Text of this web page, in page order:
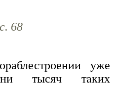
68
уже
тысяч таких